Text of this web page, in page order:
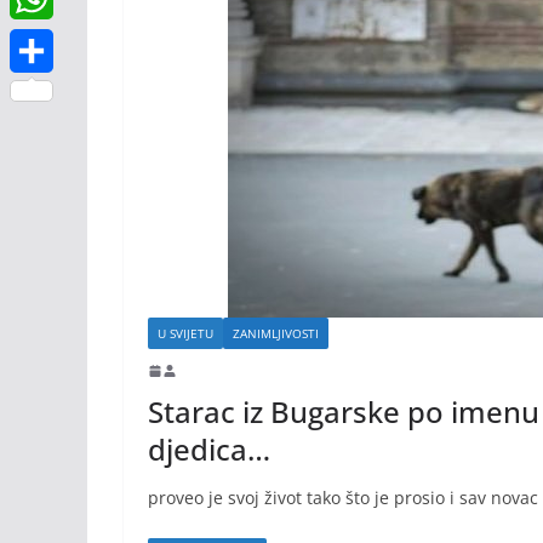
U SVIJETU ZANIMLJIVOSTI
Starac iz Bugarske po
djedica…
proveo je svoj život tako što je prosio i sav
o
k
n
g
t
e
a
i
l
i
b
W
h
S